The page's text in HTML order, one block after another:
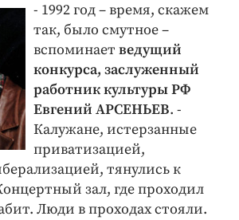
- 1992 год – время, скажем
так, было смутное –
вспоминает ведущий
конкурса, заслуженный
работник культуры РФ
Евгений АРСЕНЬЕВ. -
Калужане, истерзанные
приватизацией,
тянулись к
зал, где проходил
Люди в проходах стояли.